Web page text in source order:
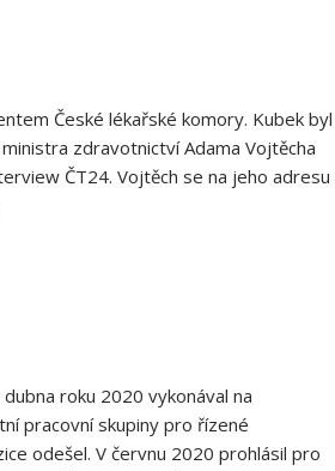
České lékařské komory. Kubek byl
zdravotnictví Adama Vojtěcha
ČT24. Vojtěch se na jeho adresu
roku 2020 vykonával na
pracovní skupiny pro řízené
odešel. V červnu 2020 prohlásil pro